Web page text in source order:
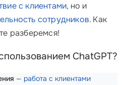
с клиентами, но и
сотрудников. Как
разберемся!
ChatGPT?
— работа с клиентами